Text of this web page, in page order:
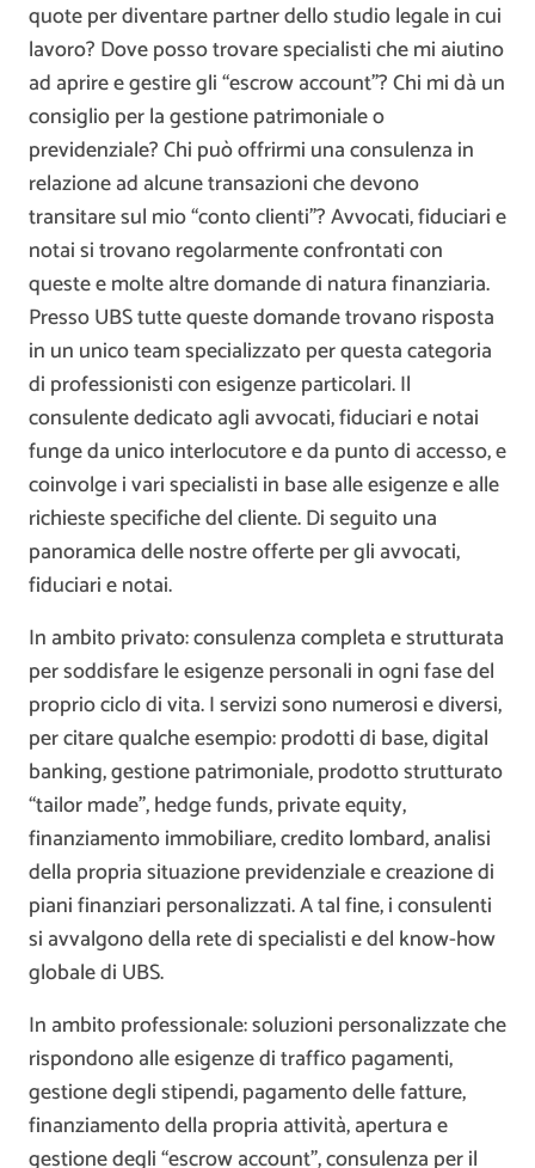
quote per diventare partner dello studio legale in cui
lavoro? Dove posso trovare specialisti che mi aiutino
ad aprire e gestire gli “escrow account”? Chi mi dà un
consiglio per la gestione patrimoniale o
previdenziale? Chi può offrirmi una consulenza in
relazione ad alcune transazioni che devono
transitare sul mio “conto clienti”? Avvocati, fiduciari e
notai si trovano regolarmente confrontati con
queste e molte altre domande di natura finanziaria.
Presso UBS tutte queste domande trovano risposta
in un unico team specializzato per questa categoria
di professionisti con esigenze particolari. Il
consulente dedicato agli avvocati, fiduciari e notai
funge da unico interlocutore e da punto di accesso, e
coinvolge i vari specialisti in base alle esigenze e alle
richieste specifiche del cliente. Di seguito una
panoramica delle nostre offerte per gli avvocati,
fiduciari e notai.
In ambito privato: consulenza completa e strutturata
per soddisfare le esigenze personali in ogni fase del
proprio ciclo di vita. I servizi sono numerosi e diversi,
per citare qualche esempio: prodotti di base, digital
banking, gestione patrimoniale, prodotto strutturato
“tailor made”, hedge funds, private equity,
finanziamento immobiliare, credito lombard, analisi
della propria situazione previdenziale e creazione di
piani finanziari personalizzati. A tal fine, i consulenti
si avvalgono della rete di specialisti e del know-how
globale di UBS.
In ambito professionale: soluzioni personalizzate che
rispondono alle esigenze di traffico pagamenti,
gestione degli stipendi, pagamento delle fatture,
finanziamento della propria attività, apertura e
gestione degli “escrow account”, consulenza per il